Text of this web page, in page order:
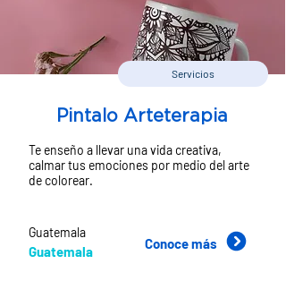
Pintalo Arteterapia
Servicios
Te enseño a llevar una vida creativa,
calmar tus emociones por medio del arte
de colorear.
Guatemala
Guatemala Conoce más